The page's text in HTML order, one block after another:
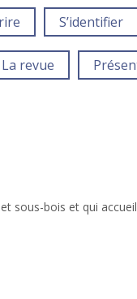
S’identifier
La revue
sous-bois et qui